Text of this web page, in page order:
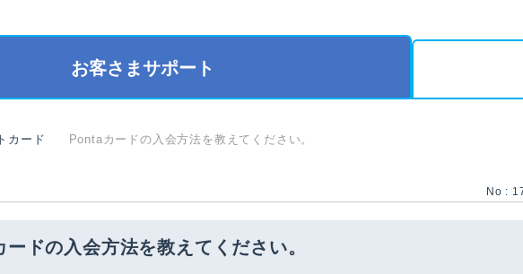
お客さまサポート
カード Pontaカードの入会方法を教えてください。
No :
ドの入会方法を教えてください。